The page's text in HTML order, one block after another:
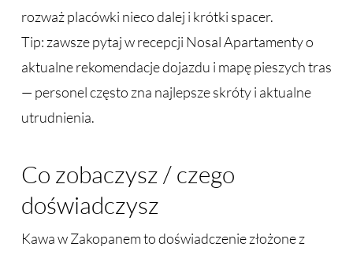
rozważ placówki nieco dalej i krótki spacer.
Tip: zawsze pytaj w recepcji Nosal Apartamenty o
aktualne rekomendacje dojazdu i mapę pieszych tras
— personel często zna najlepsze skróty i aktualne
utrudnienia.
Co zobaczysz / czego
doświadczysz
Kawa w Zakopanem to doświadczenie złożone z